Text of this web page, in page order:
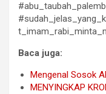
Baca juga:
Mengenal Sosok
MENYINGKAP